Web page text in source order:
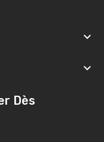


Dès